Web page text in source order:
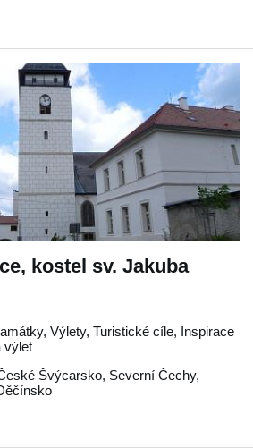
kostel sv. Jakuba
Výlety, Turistické cíle, Inspirace
výlet
Švýcarsko, Severní Čechy,